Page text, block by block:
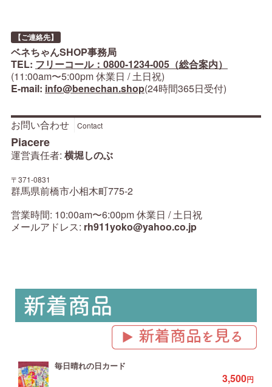
【ご連絡先】
ベネちゃんSHOP事務局
TEL: フリーコール：0800-1234-005（総合案内）
(11:00am〜5:00pm 休業日 / 土日祝)
E-mail: info@benechan.shop(24時間365日受付)
お問い合わせ Contact
Piacere
運営責任者: 横堀しのぶ
〒371-0831
群馬県前橋市小相木町775-2
営業時間: 10:00am〜6:00pm 休業日 / 土日祝
メールアドレス: rh911yoko@yahoo.co.jp
毎日晴れの日カード
3,500円